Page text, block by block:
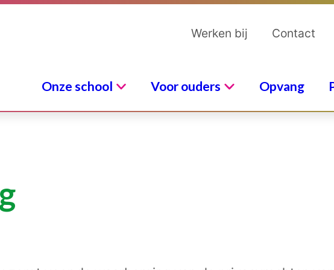
Werken bij Contact
Onze school Voor ouders Opvang